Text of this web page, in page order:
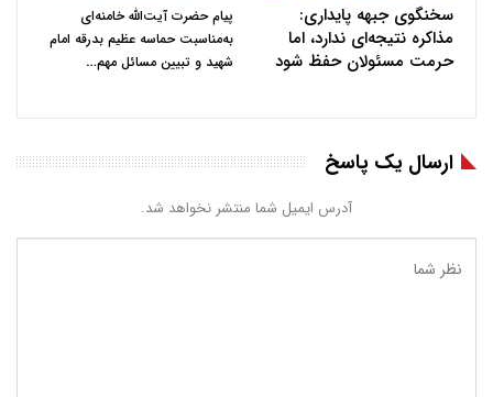
سخنگوی جبهه پایداری:
مذاکره نتیجه‌ای ندارد، اما
حرمت مسئولان حفظ شود
پیام حضرت آیت‌الله خامنه‌ای
به‌مناسبت حماسه عظیم بدرقه امام
شهید و تبیین مسائل مهم…
ارسال یک پاسخ
آدرس ایمیل شما منتشر نخواهد شد.